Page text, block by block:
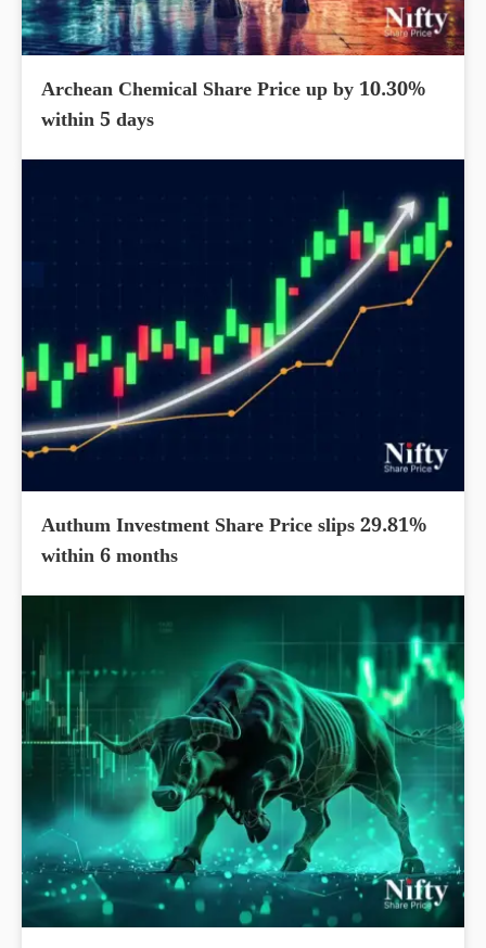
Archean Chemical Share Price up by 10.30%
within 5 days
Authum Investment Share Price slips 29.81%
within 6 months